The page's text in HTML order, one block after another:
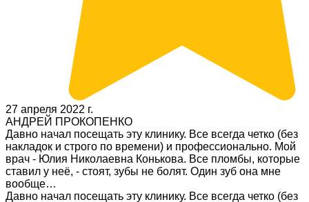
27 апреля 2022 г.
АНДРЕЙ ПРОКОПЕНКО
Давно начал посещать эту клинику. Все всегда четко (без
накладок и строго по времени) и профессионально. Мой
врач - Юлия Николаевна Конькова. Все пломбы, которые
ставил у неё, - стоят, зубы не болят. Один зуб она мне
вообще…
Давно начал посещать эту клинику. Все всегда четко (без